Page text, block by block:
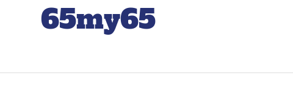
65my65